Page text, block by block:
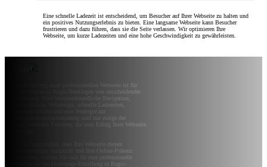
Eine schnelle Ladezeit ist entscheidend, um Besucher auf Ihrer Webseite zu halten und
ein positives Nutzungserlebnis zu bieten. Eine langsame Webseite kann Besucher
frustrieren und dazu führen, dass sie die Seite verlassen. Wir optimieren Ihre
Webseite, um kurze Ladezeiten und eine hohe Geschwindigkeit zu gewährleisten.
Die Erstellung einer professionellen Webseite ist für
Unternehmen in Regis-Breitingen von entscheidender
Bedeutung. Eine benutzerfreundliche Navigation,
ansprechendes Webdesign, schnelle Ladezeiten,
Suchmaschinenoptimierung sind nur einige der
entscheidenden Faktoren, die zum Erfolg Ihrer Webseite
Um sicherzustellen, dass Ihre Webseite diesen
Anforderungen entspricht und Ihre Online-Präsenz
maximiert, sollten Sie sich für eine professionelle
Agentur für die Homepage-Erstellung in Regis-